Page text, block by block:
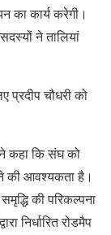
का कार्य करेगी।
ने तालियां
प्रदीप चौधरी को
कहा कि संघ को
की आवश्यकता है।
की परिकल्पना
निर्धारित रोडमैप